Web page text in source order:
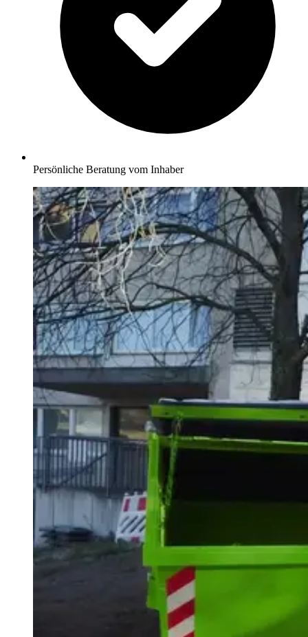
Persönliche Beratung vom Inhaber